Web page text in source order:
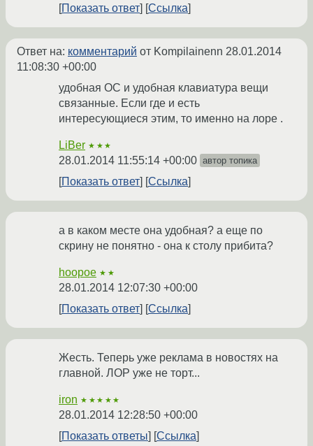
Показать ответ
Ссылка
Ответ на: комментарий от Kompilainenn 28.01.2014
11:08:30 +00:00
удобная ОС и удобная клавиатура вещи
связанные. Если где и есть
интересующиеся этим, то именно на лоре .
LiBer ★★★
28.01.2014 11:55:14 +00:00 автор топика
Показать ответ Ссылка
а в каком месте она удобная? а еще по
скрину не понятно - она к столу прибита?
hoopoe ★★
28.01.2014 12:07:30 +00:00
Показать ответ
Ссылка
Жесть. Теперь уже реклама в новостях на
главной. ЛОР уже не торт...
iron ★★★★★
28.01.2014 12:28:50 +00:00
Показать ответы
Ссылка